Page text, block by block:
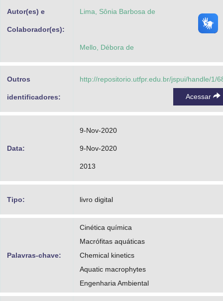
Autor(es) e
Colaborador(es):
Lima, Sônia Barbosa de
Mello, Débora de
Outros
identificadores:
http://repositorio.utfpr.edu.br/jspui/handle/1/
Acessar
Data:
9-Nov-2020
9-Nov-2020
2013
Tipo: livro digital
Palavras-chave:
Cinética química
Macrófitas aquáticas
Chemical kinetics
Aquatic macrophytes
Engenharia Ambiental